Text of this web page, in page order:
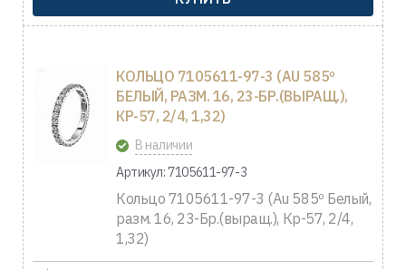
КОЛЬЦО 7105611-97-3 (AU 585º
БЕЛЫЙ, РАЗМ. 16, 23-БР.(ВЫРАЩ.),
КР-57, 2/4, 1,32)
В наличии
Артикул: 7105611-97-3
Кольцо 7105611-97-3 (Au 585º Белый,
разм. 16, 23-Бр.(выращ.), Кр-57, 2/4,
1,32)